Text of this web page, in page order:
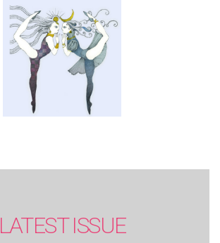
SUMMER issue】
LATEST ISSUE